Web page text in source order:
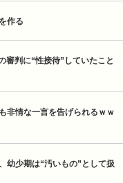
作る
審判に“性接待”していたこと
非情な一言を告げられるｗｗ
幼少期は“汚いもの”として扱